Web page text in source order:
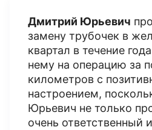
Дмитрий Юрьевич
замену трубочек в
квартал в течение
нему на операцию за
километров с
настроением,
Юрьевич не только
очень ответственный